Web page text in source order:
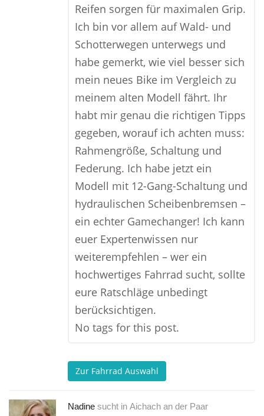
Reifen sorgen für maximalen Grip.
Ich bin vor allem auf Wald- und
Schotterwegen unterwegs und
habe gemerkt, wie viel besser sich
mein neues Bike im Vergleich zu
meinem alten Modell fährt. Ihr
habt mir genau die richtigen Tipps
gegeben, worauf ich achten muss:
Rahmengröße, Schaltung und
Federung. Ich habe jetzt ein
Modell mit 12-Gang-Schaltung und
hydraulischen Scheibenbremsen –
ein echter Gamechanger! Ich kann
euer Expertenwissen nur
weiterempfehlen – wer ein
hochwertiges Fahrrad sucht, sollte
eure Ratschläge unbedingt
berücksichtigen.
No tags for this post.
Zur Fahrrad Auswahl
Nadine sucht in Aichach an der Paar